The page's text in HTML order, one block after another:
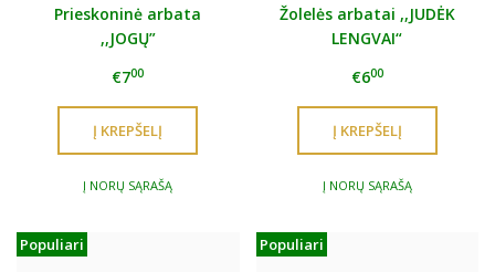
Prieskoninė arbata
,,JOGŲ”
€700
Į NORŲ SĄRAŠĄ
Žolelės arbatai ,,JUDĖK
LENGVAI“
€600
Į NORŲ SĄRAŠĄ
Populiari Populiari